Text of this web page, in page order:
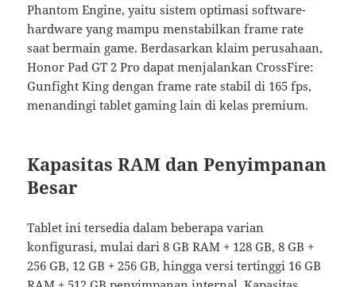
Phantom Engine, yaitu sistem optimasi software-
hardware yang mampu menstabilkan frame rate
saat bermain game. Berdasarkan klaim perusahaan,
Honor Pad GT 2 Pro dapat menjalankan CrossFire:
Gunfight King dengan frame rate stabil di 165 fps,
menandingi tablet gaming lain di kelas premium.
Kapasitas RAM dan Penyimpanan
Besar
Tablet ini tersedia dalam beberapa varian
konfigurasi, mulai dari 8 GB RAM + 128 GB, 8 GB +
256 GB, 12 GB + 256 GB, hingga versi tertinggi 16 GB